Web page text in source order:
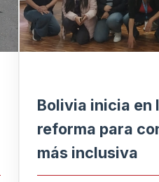
Bolivia inicia en
reforma para
más inclusiva